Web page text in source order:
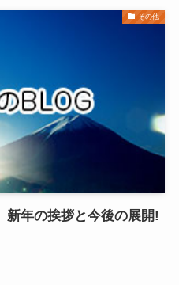
その他
新年の挨拶と今後の展開!